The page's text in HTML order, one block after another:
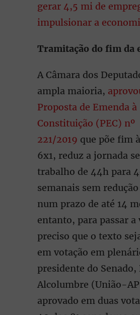
gerar 4,5 mi de
impulsionar a
Tramitação do fim da
A Câmara dos
ampla maioria,
Proposta de Emenda à
Constituição (PEC) nº
221/2019 que põe fim
6x1, reduz a jornada
trabalho de 44h para
semanais sem
num prazo de até 14
entanto, para passar a
preciso que o texto
em votação em
presidente do Senado,
Alcolumbre (União-
aprovado em duas